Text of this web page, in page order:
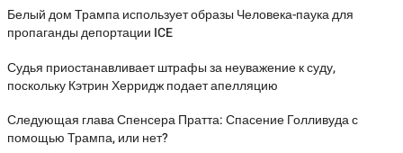
Белый дом Трампа использует образы Человека-паука для
пропаганды депортации ICE
Судья приостанавливает штрафы за неуважение к суду,
поскольку Кэтрин Херридж подает апелляцию
Следующая глава Спенсера Пратта: Спасение Голливуда с
помощью Трампа, или нет?